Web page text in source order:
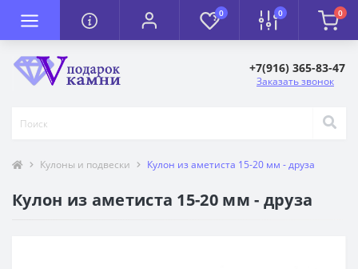
0 0 0
+7(916) 365-83-47
Заказать звонок
Кулоны и подвески Кулон из аметиста 15-20 мм - друза
Кулон из аметиста 15-20 мм - друза